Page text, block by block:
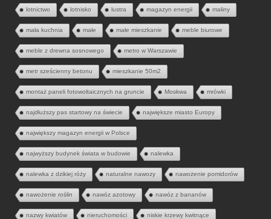
lotnictwo lotnisko lustra magazyn energii maliny
mała kuchnia małe małe mieszkanie meble biurowe
meble z drewna sosnowego metro w Warszawie
metr sześcienny betonu mieszkanie 50m2
montaż paneli fotowoltaicznych na gruncie Moskwa mrówki
najdłuższy pas startowy na świecie największe miasto Europy
największy magazyn energii w Polsce
najwyższy budynek świata w budowie nalewka
nalewka z dzikiej róży naturalne nawozy nawożenie pomidorów
nawożenie roślin nawóz azotowy nawóz z bananów
nazwy kwiatów nieruchomości niskie krzewy kwitnące